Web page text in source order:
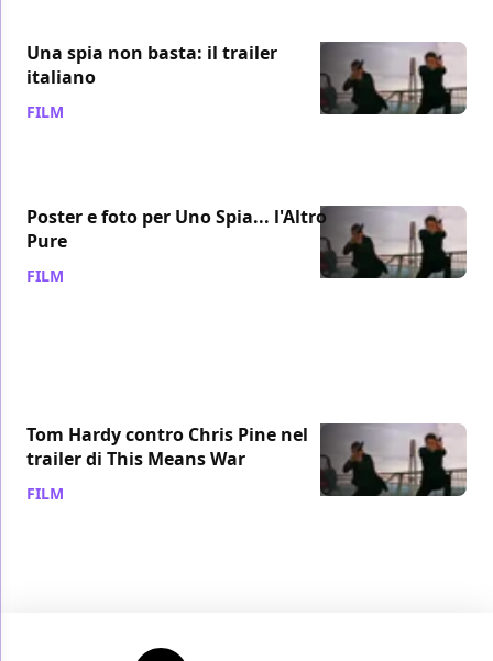
Una spia non basta: il trailer
italiano
FILM
Poster e foto per Uno Spia... l'Altro
Pure
FILM
Tom Hardy contro Chris Pine nel
trailer di This Means War
FILM